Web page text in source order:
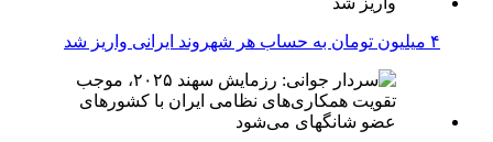
۴ میلیون تومان به حساب هر شهروند ایرانی واریز شد